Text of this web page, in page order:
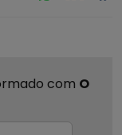
com O